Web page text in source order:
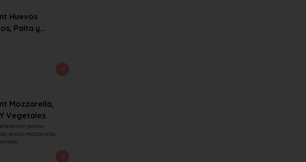
Huevos
Palta y
Mozzarella,
Vegetales
con jamón
queso mozzarella,